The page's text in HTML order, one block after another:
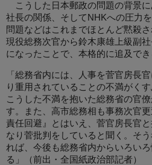
こうした日本郵政の問題の背景に
社長の関係、そしてNHKへの圧力
問題などはこれまでほとんど黙殺
現役総務次官から鈴木康雄上級副
になったことで、本格的に追及でき
「総務省内には、人事を菅官房長
り重用されていることの不満がく
こうした不満を抱いた総務省の官
す。また、高市総務相も事務次官
責任回避』とはいえ、菅官房長官
なり菅批判をしていると聞く。そ
れば、今後も総務省内からいろい
る」（前出・全国紙政治部記者）